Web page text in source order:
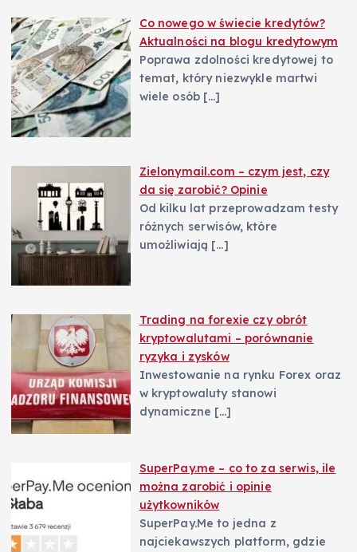
Co nowego w świecie kredytów?
Aktualności na blogu kredytowym
Poprawa zdolności kredytowej to
temat, który niezwykle martwi
wiele osób […]
Zielonymail.com – czym jest, czy
da się zarobić? Opinie
Od kilku lat przeprowadzam testy
różnych serwisów, które
umożliwiają […]
Trading na forexie czy obrót
kryptowalutami – porównanie
ryzyka i zysków
Inwestowanie na rynku Forex oraz
w kryptowaluty stanowi
dynamiczne […]
SuperPay.me – co to za serwis, ile
można zarobić i opinie
użytkowników
SuperPay.Me to jedna z
najciekawszych platform, gdzie